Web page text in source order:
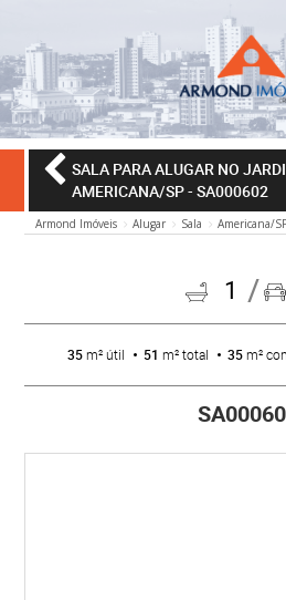
SALA PARA ALUGAR NO
AMERICANA/SP- SA000602
Armond Imóveis Alugar Sala Americana/
1
35m² útil 51 m² total 35m²